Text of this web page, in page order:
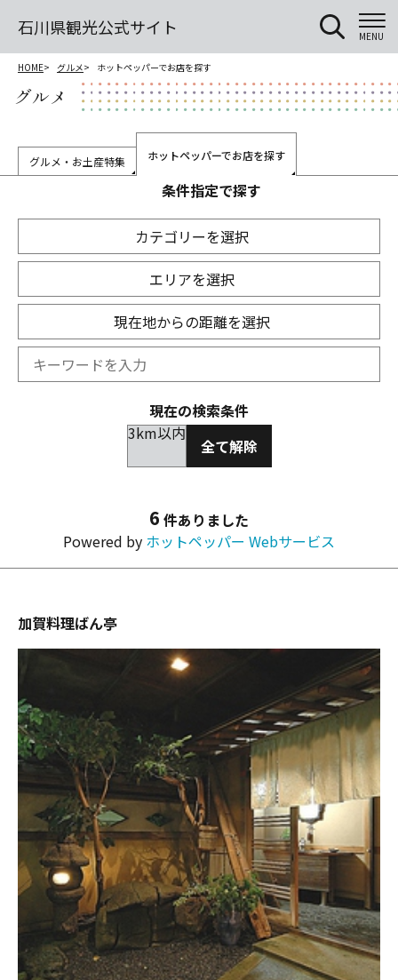
石川県観光公式サイト MENU
HOME グルメ ホットペッパーでお店を探す
グルメ
グルメ・お土産特集 ホットペッパーでお店を探す
条件指定で探す
カテゴリーを選択
エリアを選択
現在地からの距離を選択
現在の検索条件
3km以内
全て解除
6 件ありました
Powered by ホットペッパー Webサービス
加賀料理ばん亭